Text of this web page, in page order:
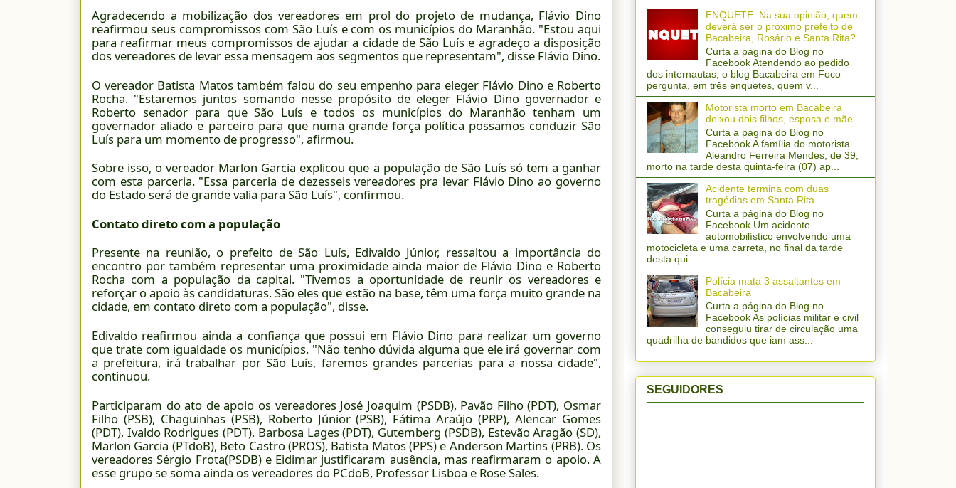
Agradecendo a mobilização dos vereadores em prol do projeto de mudança, Flávio Dino
reafirmou seus compromissos com São Luís e com os municípios do Maranhão. "Estou aqui
para reafirmar meus compromissos de ajudar a cidade de São Luís e agradeço a disposição
dos vereadores de levar essa mensagem aos segmentos que representam", disse Flávio Dino.
O vereador Batista Matos também falou do seu empenho para eleger Flávio Dino e Roberto
Rocha. "Estaremos juntos somando nesse propósito de eleger Flávio Dino governador e
Roberto senador para que São Luís e todos os municípios do Maranhão tenham um
governador aliado e parceiro para que numa grande força política possamos conduzir São
Luís para um momento de progresso", afirmou.
Sobre isso, o vereador Marlon Garcia explicou que a população de São Luís só tem a ganhar
com esta parceria. "Essa parceria de dezesseis vereadores pra levar Flávio Dino ao governo
do Estado será de grande valia para São Luís", confirmou.
Contato direto com a população
Presente na reunião, o prefeito de São Luís, Edivaldo Júnior, ressaltou a importância do
encontro por também representar uma proximidade ainda maior de Flávio Dino e Roberto
Rocha com a população da capital. "Tivemos a oportunidade de reunir os vereadores e
reforçar o apoio às candidaturas. São eles que estão na base, têm uma força muito grande na
cidade, em contato direto com a população", disse.
Edivaldo reafirmou ainda a confiança que possui em Flávio Dino para realizar um governo
que trate com igualdade os municípios. "Não tenho dúvida alguma que ele irá governar com
a prefeitura, irá trabalhar por São Luís, faremos grandes parcerias para a nossa cidade",
continuou.
Participaram do ato de apoio os vereadores José Joaquim (PSDB), Pavão Filho (PDT), Osmar
Filho (PSB), Chaguinhas (PSB), Roberto Júnior (PSB), Fátima Araújo (PRP), Alencar Gomes
(PDT), Ivaldo Rodrigues (PDT), Barbosa Lages (PDT), Gutemberg (PSDB), Estevão Aragão (SD),
Marlon Garcia (PTdoB), Beto Castro (PROS), Batista Matos (PPS) e Anderson Martins (PRB). Os
vereadores Sérgio Frota(PSDB) e Eidimar justificaram ausência, mas reafirmaram o apoio. A
esse grupo se soma ainda os vereadores do PCdoB, Professor Lisboa e Rose Sales.
ENQUETE: Na sua opinião, quem
deverá ser o próximo prefeito de
Bacabeira, Rosário e Santa Rita?
Curta a página do Blog no
Facebook Atendendo ao pedido
dos internautas, o blog Bacabeira em Foco
pergunta, em três enquetes, quem v...
Motorista morto em Bacabeira
deixou dois filhos, esposa e mãe
Curta a página do Blog no
Facebook A família do motorista
Aleandro Ferreira Mendes, de 39,
morto na tarde desta quinta-feira (07) ap...
Acidente termina com duas
tragédias em Santa Rita
Curta a página do Blog no
Facebook Um acidente
automobilístico envolvendo uma
motocicleta e uma carreta, no final da tarde
desta qui...
Polícia mata 3 assaltantes em
Bacabeira
Curta a página do Blog no
Facebook As polícias militar e civil
conseguiu tirar de circulação uma
quadrilha de bandidos que iam ass...
SEGUIDORES